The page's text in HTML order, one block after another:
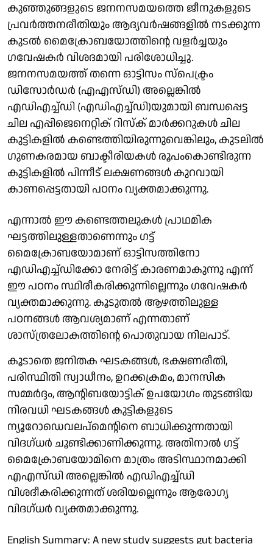
കുഞ്ഞുങ്ങളുടെ ജനനസമയത്തെ ജീനുകളുടെ
പ്രവർത്തനരീതിയും ആദ്യവർഷങ്ങളിൽ നടക്കുന്ന
കുടൽ മൈക്രോബയോത്തിന്റെ വളർച്ചയും
ഗവേഷകർ വിശദമായി പരിശോധിച്ചു.
ജനനസമയത്ത് തന്നെ ഓട്ടിസം സ്പെക്ട്രം
ഡിസോർഡർ (എഎസ്‌ഡി) അല്ലെങ്കിൽ
എഡിഎച്ച്ഡി (എഡി‌എച്ച്‌ഡി)യുമായി ബന്ധപ്പെട്ട
ചില എപ്പിജെനെറ്റിക് റിസ്ക് മാർക്കറുകൾ ചില
കുട്ടികളിൽ കണ്ടെത്തിയിരുന്നുവെങ്കിലും, കുടലിൽ
ഗുണകരമായ ബാക്ടീരിയകൾ രൂപംകൊണ്ടിരുന്ന
കുട്ടികളിൽ പിന്നീട് ലക്ഷണങ്ങൾ കുറവായി
കാണപ്പെട്ടതായി പഠനം വ്യക്തമാക്കുന്നു.
എന്നാൽ ഈ കണ്ടെത്തലുകൾ പ്രാഥമിക
ഘട്ടത്തിലുള്ളതാണെന്നും ഗട്ട്
മൈക്രോബയോമാണ് ഓട്ടിസത്തിനോ
എഡിഎച്ച്ഡിക്കോ നേരിട്ട് കാരണമാകുന്നു എന്ന്
ഈ പഠനം സ്ഥിരീകരിക്കുന്നില്ലെന്നും ഗവേഷകർ
വ്യക്തമാക്കുന്നു. കൂടുതൽ ആഴത്തിലുള്ള
പഠനങ്ങൾ ആവശ്യമാണ് എന്നതാണ്
ശാസ്ത്രലോകത്തിന്റെ പൊതുവായ നിലപാട്.
കൂടാതെ ജനിതക ഘടകങ്ങൾ, ഭക്ഷണരീതി,
പരിസ്ഥിതി സ്വാധീനം, ഉറക്കക്രമം, മാനസിക
സമ്മർദ്ദം, ആന്റിബയോട്ടിക് ഉപയോഗം തുടങ്ങിയ
നിരവധി ഘടകങ്ങൾ കുട്ടികളുടെ
ന്യൂറോഡെവലപ്മെന്റിനെ ബാധിക്കുന്നതായി
വിദഗ്ധർ ചൂണ്ടിക്കാണിക്കുന്നു. അതിനാൽ ഗട്ട്
മൈക്രോബയോമിനെ മാത്രം അടിസ്ഥാനമാക്കി
എഎസ്‌ഡി അല്ലെങ്കിൽ എഡിഎച്ച്ഡി
വിശദീകരിക്കുന്നത് ശരിയല്ലെന്നും ആരോഗ്യ
വിദഗ്ധർ വ്യക്തമാക്കുന്നു.
English Summary: A new study suggests gut bacteria